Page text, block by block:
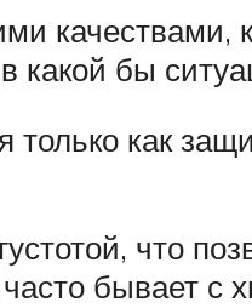
качествами,
какой бы
только как
что
бывает с